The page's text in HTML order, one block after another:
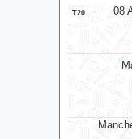
08
T20